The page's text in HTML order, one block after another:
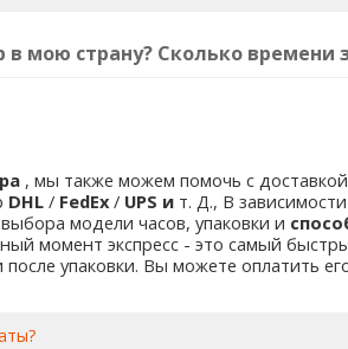
мою страну? Сколько времени
, мы также можем помочь с
DHL / FedEx/ UPS и т. Д., В
модели часов, упаковки и
момент экспресс - это самый
упаковки. Вы можете оплатить